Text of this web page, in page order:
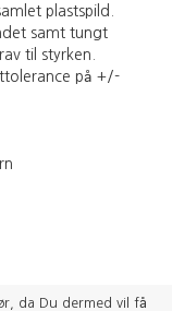
plastspild.
samt tungt
til styrken.
på +/-
da Du dermed vil få